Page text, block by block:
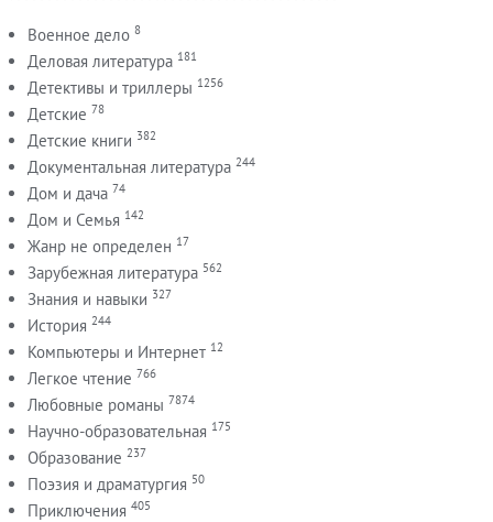
Военное дело 8
Деловая литература 181
Детективы и триллеры 1256
Детские 78
Детские книги 382
Документальная литература 244
Дом и дача 74
Дом и Семья 142
Жанр не определен 17
Зарубежная литература 562
Знания и навыки 327
История 244
Компьютеры и Интернет 12
Легкое чтение 766
Любовные романы 7874
Научно-образовательная 175
Образование 237
Поэзия и драматургия 50
Приключения 405